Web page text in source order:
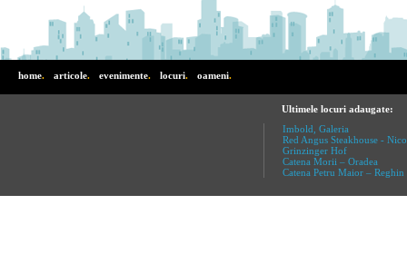
home. articole. evenimente. locuri. oameni.
Ultimele locuri adaugate:
Imbold, Galeria
Red Angus Steakhouse -
Grinzinger Hof
Catena Morii – Oradea
Catena Petru Maior – Reghin